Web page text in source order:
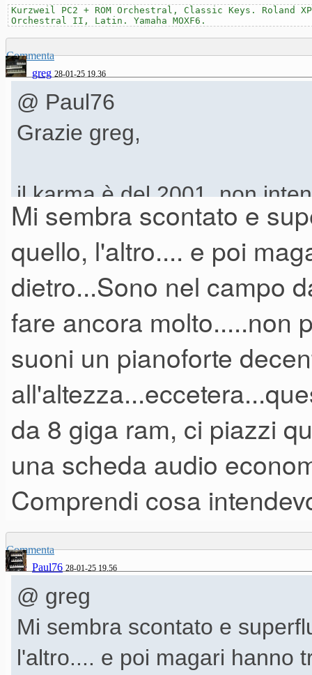
Kurzweil PC2 + ROM Orchestral, Classic Keys. Roland
Orchestral II, Latin. Yamaha MOXF6.
Commenta
greg 28-01-25 19.36
@ Paul76
Grazie greg,
il karma è del 2001, non
ma più che altro in termini
scalette serata.
Musica attuale non vuol dire
richiama gli anni d'oro come
compagnia bella sembra
avallati dal sistema radio-
Comunque se ti riferisci al
cover sigle cartoni e tv, in
Mi sembra scontato e
quello, l'altro.... e poi
dietro...Sono nel campo
fare ancora molto.....non
suoni un pianoforte
da 8 giga ram, ci piazzi
una scheda audio
Comprendi cosa
Commenta
Paul76 28-01-25 19.56
@ greg
Mi sembra scontato e
l'altro.... e poi magari hanno